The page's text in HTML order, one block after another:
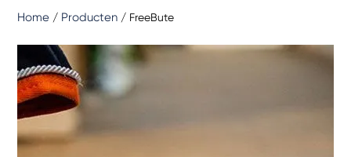
Home / Producten / FreeBute